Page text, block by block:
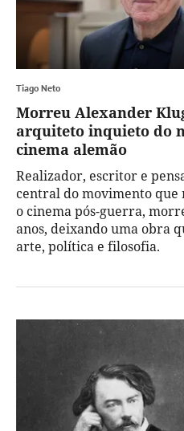
Tiago Neto
Morreu Alexander
arquiteto inquieto do
cinema alemão
Realizador, escritor e
central do movimento
o cinema pós-guerra,
anos, deixando uma obra
arte, política e filosofia.